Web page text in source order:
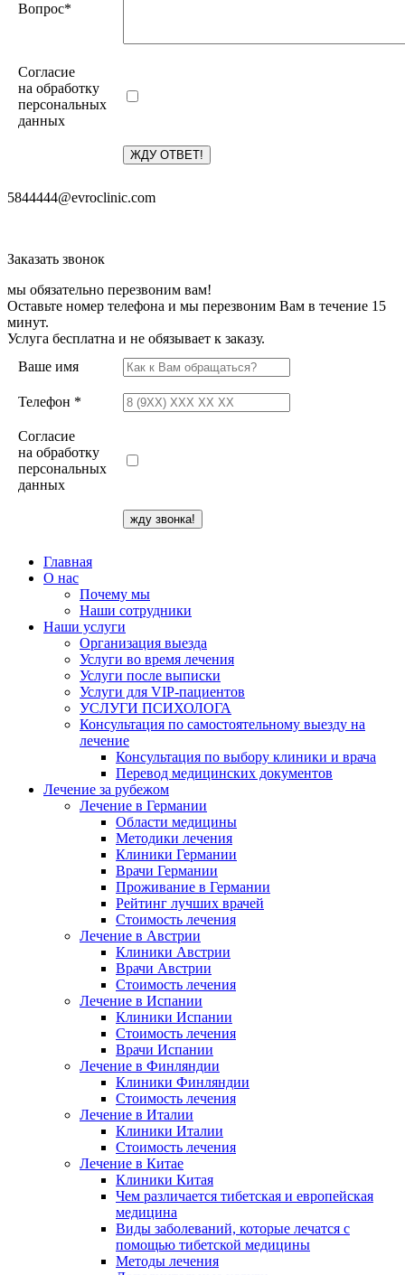
Вопрос*
Согласие
на обработку
персональных
данных
5844444@evroclinic.com
Заказать звонок
мы обязательно перезвоним вам!
Оставьте номер телефона и мы перезвоним Вам в течение 15
минут.
Услуга бесплатна и не обязывает к заказу.
Ваше имя
Телефон *
Согласие
на обработку
персональных
данных
Главная
О нас
Почему мы
Наши сотрудники
Наши услуги
Организация выезда
Услуги во время лечения
Услуги после выписки
Услуги для VIP-пациентов
УСЛУГИ ПСИХОЛОГА
Консультация по самостоятельному выезду на
лечение
Консультация по выбору клиники и врача
Перевод медицинских документов
Лечение за рубежом
Лечение в Германии
Области медицины
Методики лечения
Клиники Германии
Врачи Германии
Проживание в Германии
Рейтинг лучших врачей
Стоимость лечения
Лечение в Австрии
Клиники Австрии
Врачи Австрии
Стоимость лечения
Лечение в Испании
Клиники Испании
Стоимость лечения
Врачи Испании
Лечение в Финляндии
Клиники Финляндии
Стоимость лечения
Лечение в Италии
Клиники Италии
Стоимость лечения
Лечение в Китае
Клиники Китая
Чем различается тибетская и европейская
медицина
Виды заболеваний, которые лечатся с
помощью тибетской медицины
Методы лечения